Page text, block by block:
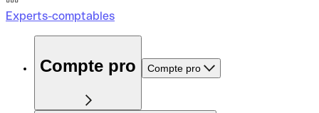
Experts-comptables
Compte pro Compte pro